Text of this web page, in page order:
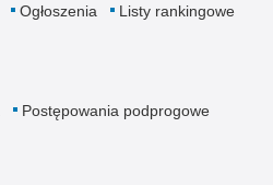
Ogłoszenia
Listy rankingowe
Postępowania podprogowe